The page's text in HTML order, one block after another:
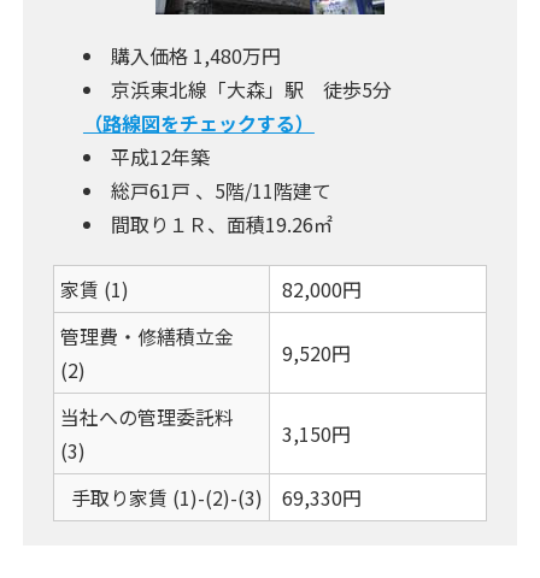
購入価格 1,480万円
京浜東北線「大森」駅 徒歩5分
（路線図をチェックする）
平成12年築
総戸61戸 、5階/11階建て
間取り１Ｒ、面積19.26㎡
家賃 (1)
82,000円
管理費・修繕積立金
(2)
9,520円
当社への管理委託料
(3)
3,150円
手取り家賃 (1)-(2)-(3) 69,330円